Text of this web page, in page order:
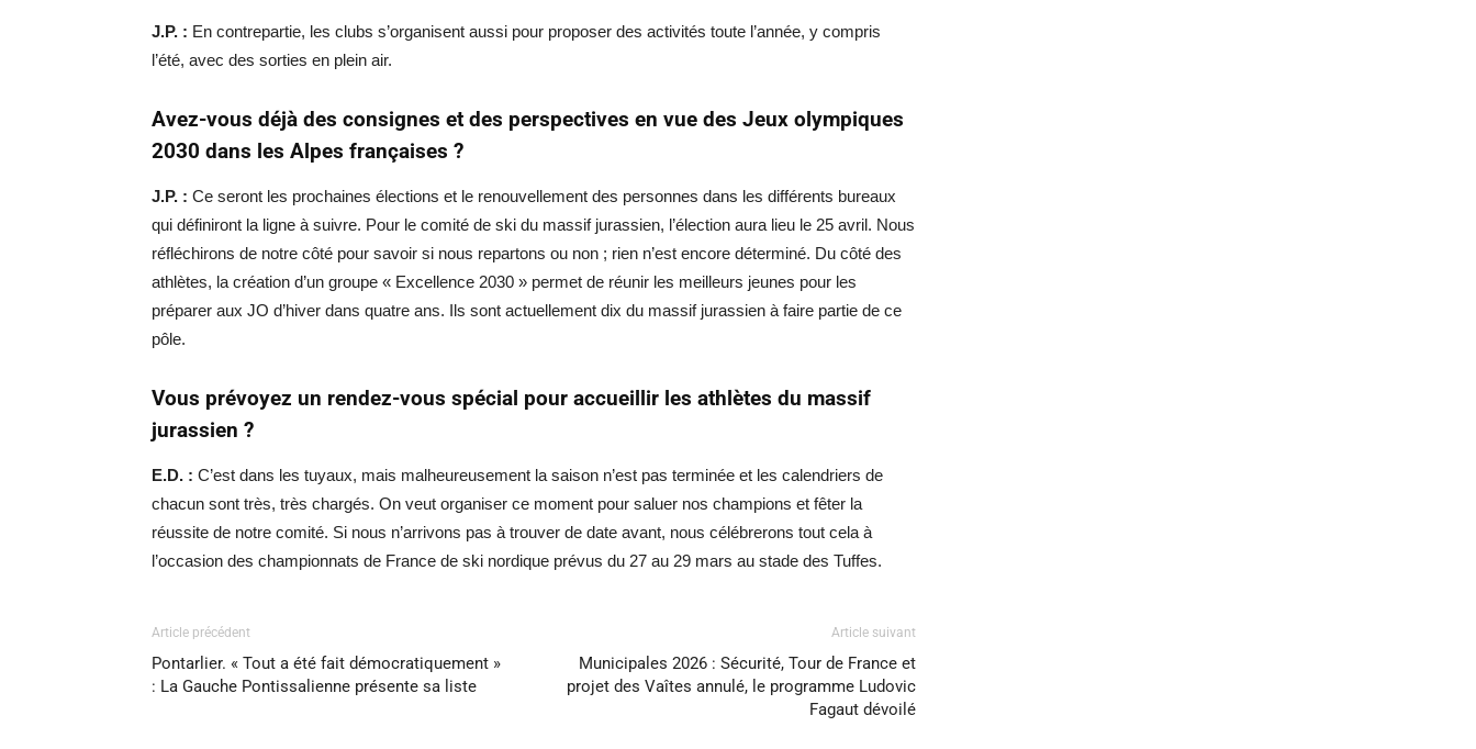
J.P. : En contrepartie, les clubs s’organisent aussi pour proposer des activités toute l’année, y compris
l’été, avec des sorties en plein air.
Avez-vous déjà des consignes et des perspectives en vue des Jeux olympiques
2030 dans les Alpes françaises ?
J.P. : Ce seront les prochaines élections et le renouvellement des personnes dans les différents bureaux
qui définiront la ligne à suivre. Pour le comité de ski du massif jurassien, l’élection aura lieu le 25 avril. Nous
réfléchirons de notre côté pour savoir si nous repartons ou non ; rien n’est encore déterminé. Du côté des
athlètes, la création d’un groupe « Excellence 2030 » permet de réunir les meilleurs jeunes pour les
préparer aux JO d’hiver dans quatre ans. Ils sont actuellement dix du massif jurassien à faire partie de ce
pôle.
Vous prévoyez un rendez-vous spécial pour accueillir les athlètes du massif
jurassien ?
E.D. : C’est dans les tuyaux, mais malheureusement la saison n’est pas terminée et les calendriers de
chacun sont très, très chargés. On veut organiser ce moment pour saluer nos champions et fêter la
réussite de notre comité. Si nous n’arrivons pas à trouver de date avant, nous célébrerons tout cela à
l’occasion des championnats de France de ski nordique prévus du 27 au 29 mars au stade des Tuffes.
Article précédent
Pontarlier. « Tout a été fait démocratiquement »
: La Gauche Pontissalienne présente sa liste
Article suivant
Municipales 2026 : Sécurité, Tour de France et
projet des Vaîtes annulé, le programme Ludovic
Fagaut dévoilé